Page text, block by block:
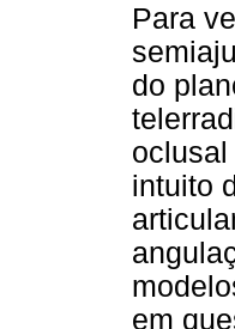
Para
do
oclusal
intuito
em